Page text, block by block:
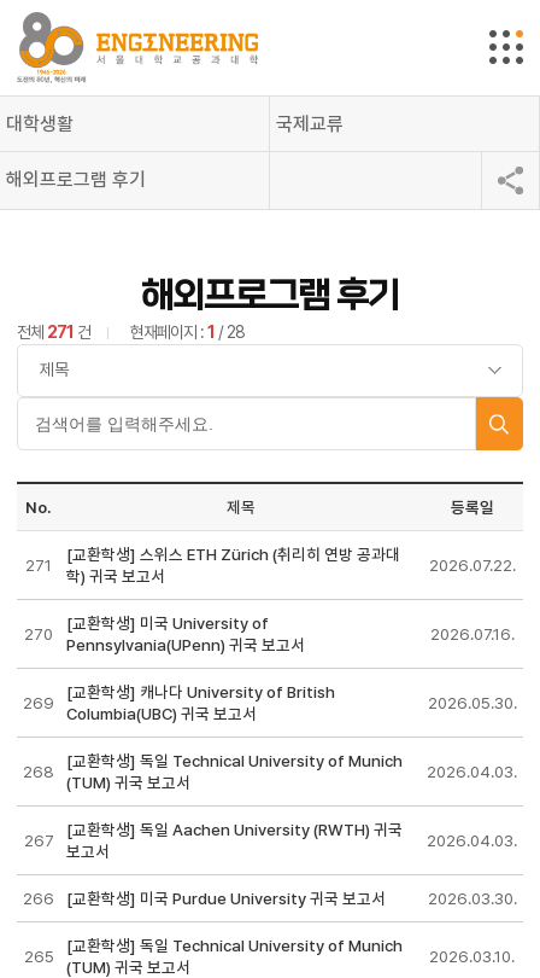
대학생활 국제교류
해외프로그램 후기
해외프로그램 후기
전체 271 건 현재페이지 :1 / 28
No. 제목 등록일
271
[교환학생] 스위스 ETH Zürich (취리히 연방 공과대
학) 귀국 보고서
2026.07.22.
270
[교환학생] 미국 University of
Pennsylvania(UPenn) 귀국 보고서
2026.07.16.
269
[교환학생] 캐나다 University of British
Columbia(UBC) 귀국 보고서
2026.05.30.
268
[교환학생] 독일 Technical University of Munich
(TUM) 귀국 보고서
2026.04.03.
267
[교환학생] 독일 Aachen University (RWTH) 귀국
보고서
2026.04.03.
266 [교환학생] 미국 Purdue University 귀국 보고서 2026.03.30.
265
[교환학생] 독일 Technical University of Munich
(TUM) 귀국 보고서
2026.03.10.